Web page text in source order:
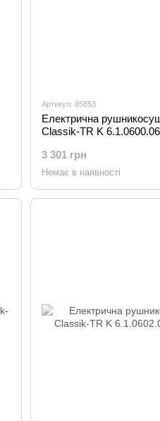
Артикул: 85853
Електрична
Classik-TR K
3 301 грн
Немає в наявності